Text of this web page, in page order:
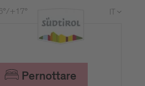
+17° IT
Pernottare